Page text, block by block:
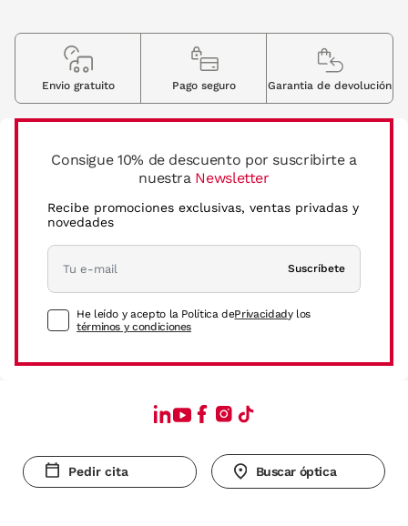
Consigue 10% de descuento por suscribirte a
nuestra Newsletter
Recibe promociones exclusivas, ventas privadas y
novedades
Suscríbete
He leído y acepto la Política dePrivacidady los
términos y condiciones
Envio gratuito Pago seguro Garantia de devolución
Pedir cita Buscar óptica